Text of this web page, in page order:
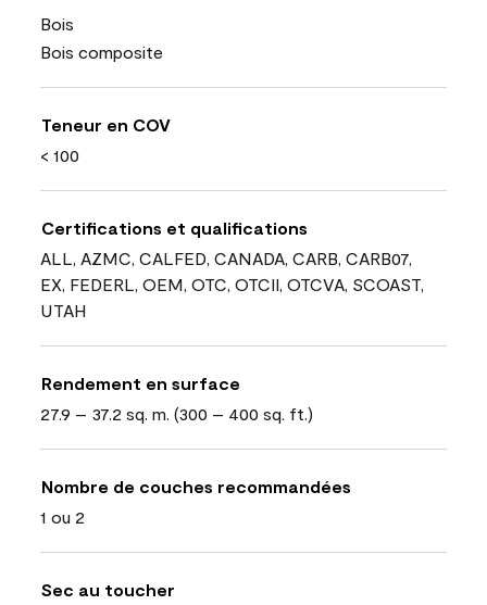
Bois
Bois composite
Teneur en COV
< 100
Certifications et qualifications
ALL, AZMC, CALFED, CANADA, CARB, CARB07,
EX, FEDERL, OEM, OTC, OTCII, OTCVA, SCOAST,
UTAH
Rendement en surface
27.9 – 37.2 sq. m. (300 – 400 sq. ft.)
Nombre de couches recommandées
1 ou 2
Sec au toucher